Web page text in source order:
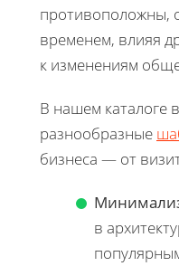
противоположны,
временем, влияя
к изменениям
В нашем каталоге
разнообразные
бизнеса — от
в